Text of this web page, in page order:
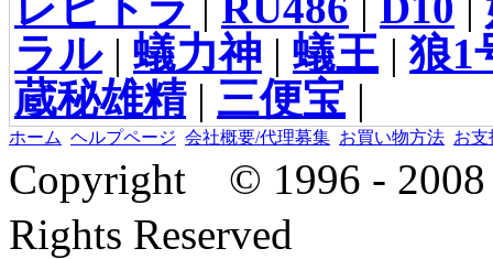
ラル| 蟻力神 | 蟻王|狼1
蔵秘雄精| 三便宝 |
ホーム ヘルプページ 会社概要/代理募集 お買い物方法 お支
Copyright © 1996 -
Rights Reserved